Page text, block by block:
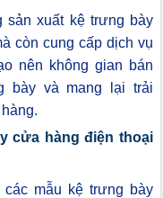
sản xuất kệ trưng bày
còn cung cấp dịch vụ
nên không gian bán
bày và mang lại trải
cửa hàng điện thoại
các mẫu kệ trưng bày